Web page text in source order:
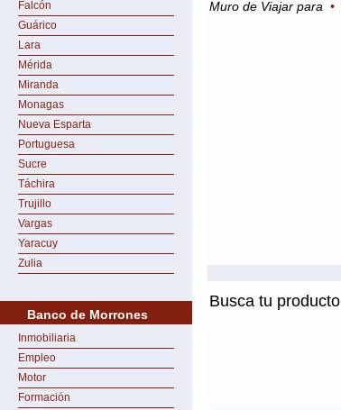
Falcón
Guárico
Lara
Mérida
Miranda
Monagas
Nueva Esparta
Portuguesa
Sucre
Táchira
Trujillo
Vargas
Yaracuy
Zulia
Banco de Morrones
Inmobiliaria
Empleo
Motor
Formación
Muro de Viajar para •
Busca tu producto